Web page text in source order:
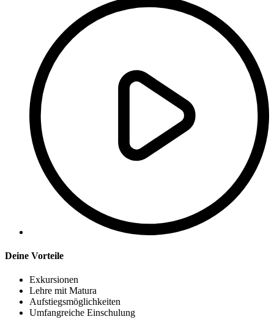
Deine Vorteile
Exkursionen
Lehre mit Matura
Aufstiegsmöglichkeiten
Umfangreiche Einschulung